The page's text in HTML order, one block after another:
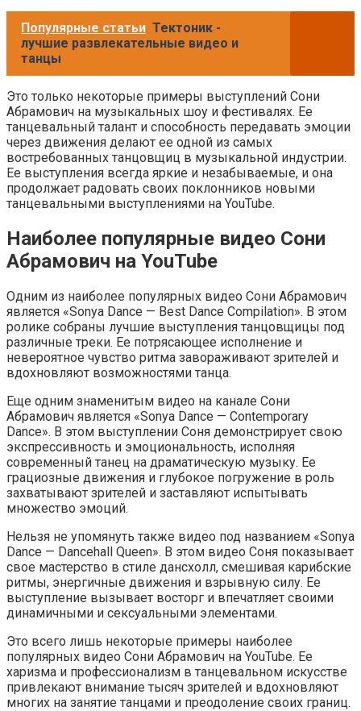
Популярные статьи Тектоник -
лучшие развлекательные видео и
танцы
Это только некоторые примеры выступлений Сони
Абрамович на музыкальных шоу и фестивалях. Ее
танцевальный талант и способность передавать эмоции
через движения делают ее одной из самых
востребованных танцовщиц в музыкальной индустрии.
Ее выступления всегда яркие и незабываемые, и она
продолжает радовать своих поклонников новыми
танцевальными выступлениями на YouTube.
Наиболее популярные видео Сони
Абрамович на YouTube
Одним из наиболее популярных видео Сони Абрамович
является «Sonya Dance — Best Dance Compilation». В этом
ролике собраны лучшие выступления танцовщицы под
различные треки. Ее потрясающее исполнение и
невероятное чувство ритма завораживают зрителей и
вдохновляют возможностями танца.
Еще одним знаменитым видео на канале Сони
Абрамович является «Sonya Dance — Contemporary
Dance». В этом выступлении Соня демонстрирует свою
экспрессивность и эмоциональность, исполняя
современный танец на драматическую музыку. Ее
грациозные движения и глубокое погружение в роль
захватывают зрителей и заставляют испытывать
множество эмоций.
Нельзя не упомянуть также видео под названием «Sonya
Dance — Dancehall Queen». В этом видео Соня показывает
свое мастерство в стиле дансхолл, смешивая карибские
ритмы, энергичные движения и взрывную силу. Ее
выступление вызывает восторг и впечатляет своими
динамичными и сексуальными элементами.
Это всего лишь некоторые примеры наиболее
популярных видео Сони Абрамович на YouTube. Ее
харизма и профессионализм в танцевальном искусстве
привлекают внимание тысяч зрителей и вдохновляют
многих на занятие танцами и преодоление своих границ.